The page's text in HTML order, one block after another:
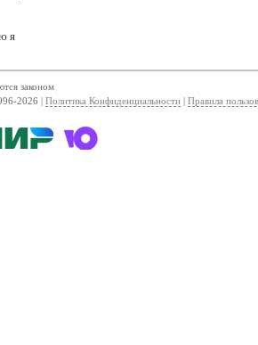
я
законом
2026 | Политика Конфиденциальности Правила